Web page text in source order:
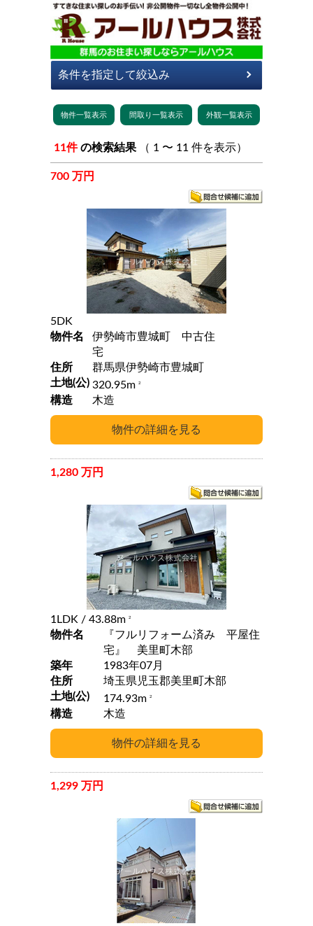
11件 の検索結果 （ 1 〜 11 件を表示）
700 万円
5DK
物件名
伊勢崎市豊城町 中古住
宅
住所
群馬県伊勢崎市豊城町
土地(公) 320.95m 2
構造 木造
1,280 万円
1LDK / 43.88m 2
物件名
『フルリフォーム済み 平屋住
宅』 美里町木部
築年
1983年07月
住所
埼玉県児玉郡美里町木部
土地(公)
174.93m 2
構造 木造
1,299 万円